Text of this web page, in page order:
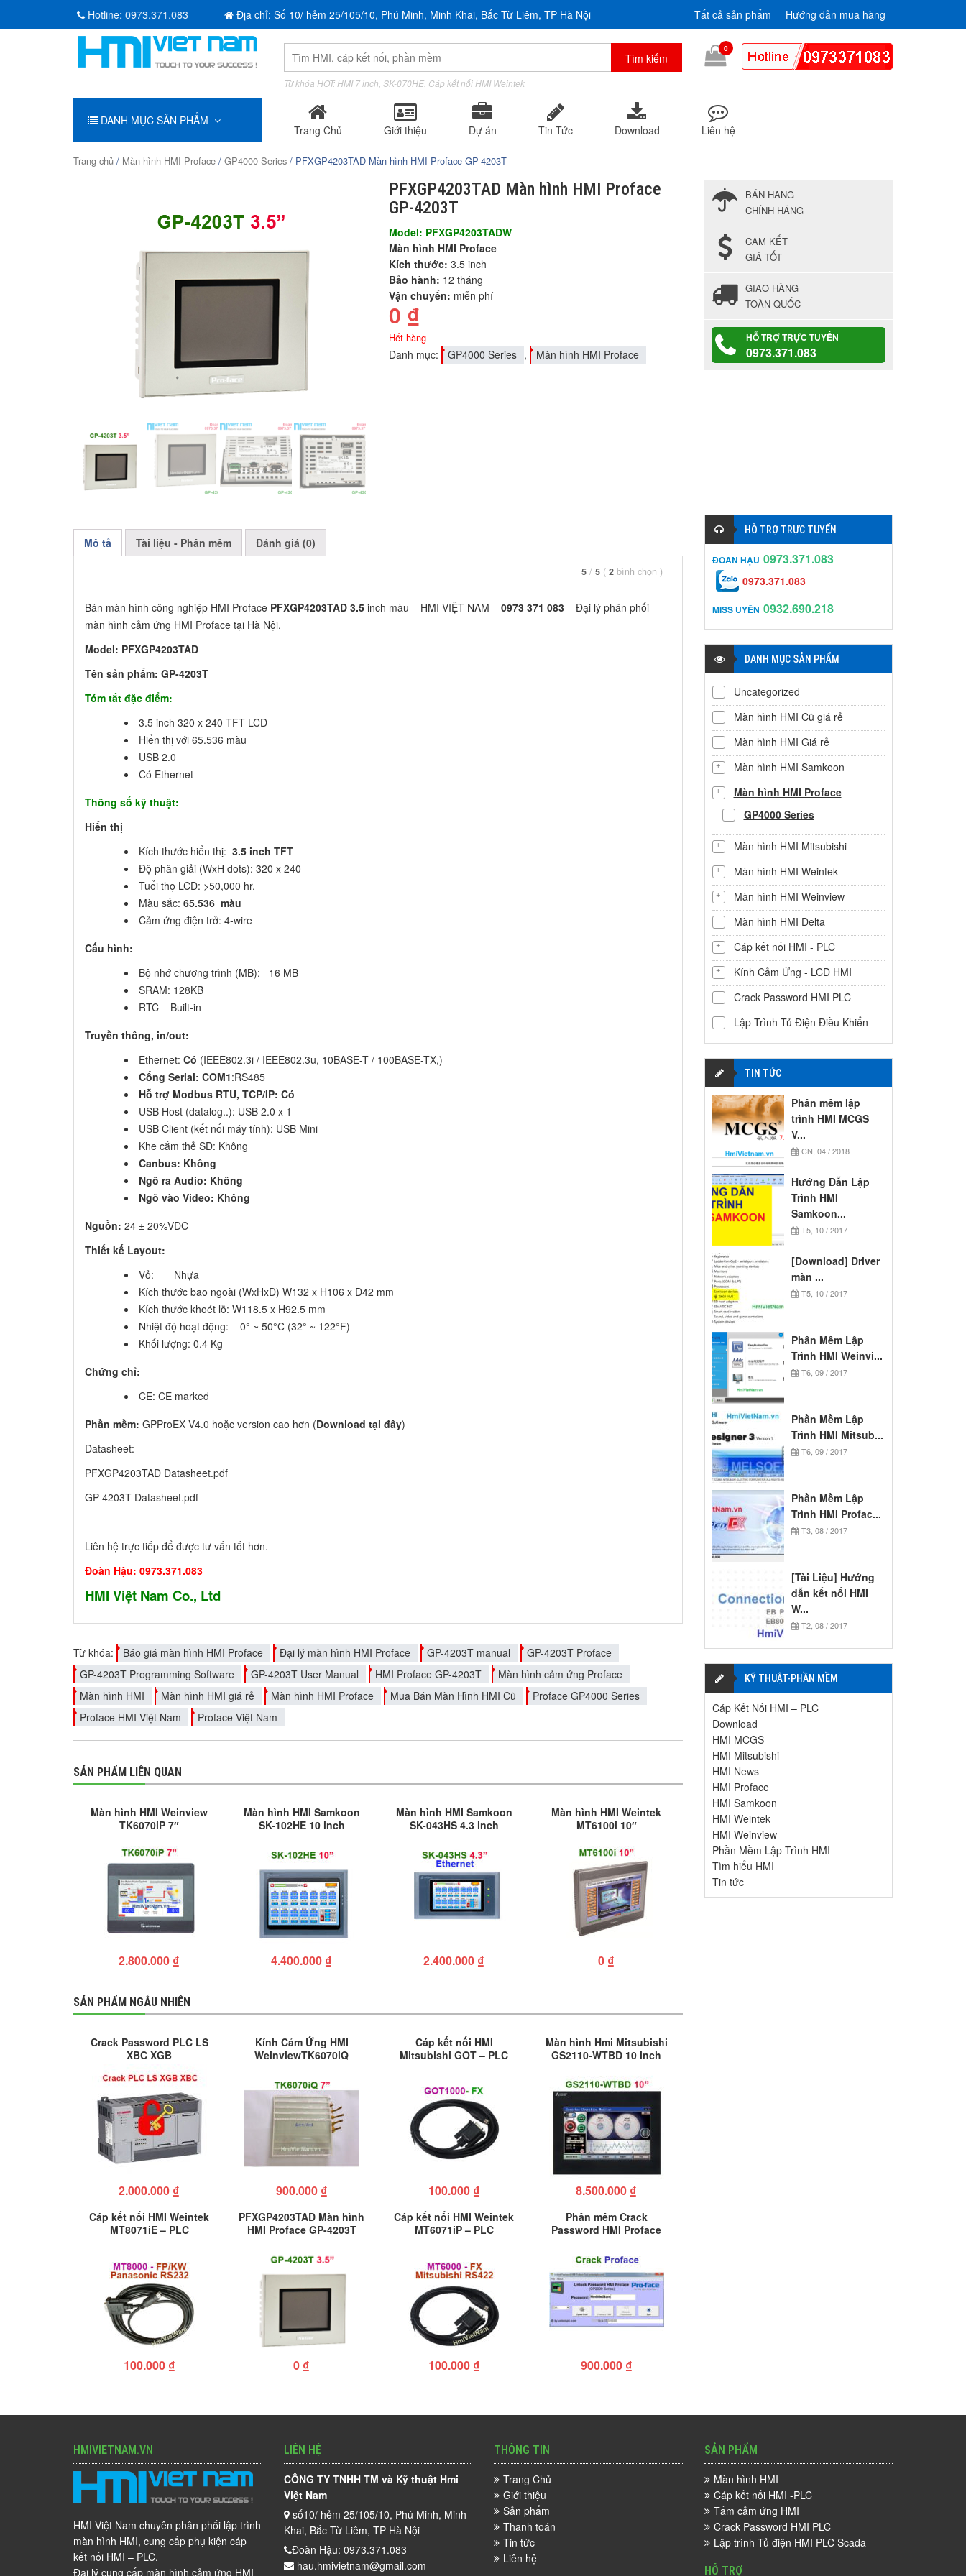
Hotline: 0973.371.083 Địa chỉ: Số 10/ hẻm 25/105/10, Phú Minh, Minh Khai, Bắc Từ Liêm, TP Hà Nội Tất cả sản phẩm Hướng dẫn mua hàng
Tìm
kiếm:
Từ khóa HOT: HMI 7 inch, SK-070HE, Cáp kết nối HMI Weintek
0
DANH MỤC SẢN PHẨM
Trang Chủ Giới thiệu Dự án Tin Tức Download Liên hệ
Trang chủ / Màn hình HMI Proface / GP4000 Series / PFXGP4203TAD Màn hình HMI Proface GP-4203T
PFXGP4203TAD Màn hình HMI Proface
GP-4203T
Model: PFXGP4203TADW
Màn hình HMI Proface
Kích thước: 3.5 inch
Bảo hành: 12 tháng
Vận chuyển: miễn phí
0 ₫
Hết hàng
Danh mục: GP4000 Series , Màn hình HMI Proface
BÁN HÀNG
CHÍNH HÃNG
CAM KẾT
GIÁ TỐT
GIAO HÀNG
TOÀN QUỐC
HỖ TRỢ TRỰC TUYẾN
0973.371.083
Mô tả Tài liệu - Phần mềm Đánh giá (0)
5 / 5 ( 2 bình chọn )
Bán màn hình công nghiệp HMI Proface PFXGP4203TAD 3.5 inch màu – HMI VIỆT NAM – 0973 371 083 – Đại lý phân phối
màn hình cảm ứng HMI Proface tại Hà Nội.
Model: PFXGP4203TAD
Tên sản phẩm: GP-4203T
Tóm tắt đặc điểm:
3.5 inch 320 x 240 TFT LCD
Hiển thị với 65.536 màu
USB 2.0
Có Ethernet
Thông số kỹ thuật:
Hiển thị
Kích thước hiển thị: 3.5 inch TFT
Độ phân giải (WxH dots): 320 x 240
Tuổi thọ LCD: >50,000 hr.
Màu sắc: 65.536 màu
Cảm ứng điện trở: 4-wire
Cấu hình:
Bộ nhớ chương trình (MB): 16 MB
SRAM: 128KB
RTC Built-in
Truyền thông, in/out:
Ethernet: Có (IEEE802.3i / IEEE802.3u, 10BASE-T / 100BASE-TX,)
Cổng Serial: COM1:RS485
Hỗ trợ Modbus RTU, TCP/IP: Có
USB Host (datalog..): USB 2.0 x 1
USB Client (kết nối máy tính): USB Mini
Khe cắm thẻ SD: Không
Canbus: Không
Ngõ ra Audio: Không
Ngõ vào Video: Không
Nguồn: 24 ± 20%VDC
Thiết kế Layout:
Vỏ: Nhựa
Kích thước bao ngoài (WxHxD) W132 x H106 x D42 mm
Kích thước khoét lỗ: W118.5 x H92.5 mm
Nhiệt độ hoạt động: 0° ~ 50°C (32° ~ 122°F)
Khối lượng: 0.4 Kg
Chứng chỉ:
CE: CE marked
Phần mềm: GPProEX V4.0 hoặc version cao hơn (Download tại đây)
Datasheet:
PFXGP4203TAD Datasheet.pdf
GP-4203T Datasheet.pdf
Liên hệ trực tiếp để được tư vấn tốt hơn.
Đoàn Hậu: 0973.371.083
HMI Việt Nam Co., Ltd
Từ khóa: Báo giá màn hình HMI Proface Đại lý màn hình HMI Proface GP-4203T manual
GP-4203T Proface
GP-4203T Programming Software
GP-4203T User Manual HMI Proface GP-4203T
Màn hình cảm ứng Proface
Màn hình HMI
Màn hình HMI giá rẻ Màn hình HMI Proface Mua Bán Màn Hình HMI Cũ
Proface GP4000 Series
Proface HMI Việt Nam
Proface Việt Nam
SẢN PHẨM LIÊN QUAN
Màn hình HMI Weinview
TK6070iP 7″
2.800.000 ₫
Màn hình HMI Samkoon
SK-102HE 10 inch
4.400.000 ₫
Màn hình HMI Samkoon
SK-043HS 4.3 inch
2.400.000 ₫
Màn hình HMI Weintek
MT6100i 10″
0 ₫
SẢN PHẨM NGẪU NHIÊN
Crack Password PLC LS
XBC XGB
2.000.000 ₫
Kính Cảm Ứng HMI
WeinviewTK6070iQ
900.000 ₫
Cáp kết nối HMI
Mitsubishi GOT – PLC
100.000 ₫
Màn hình Hmi Mitsubishi
GS2110-WTBD 10 inch
8.500.000 ₫
Cáp kết nối HMI Weintek
MT8071iE – PLC
100.000 ₫
PFXGP4203TAD Màn hình
HMI Proface GP-4203T
0 ₫
Cáp kết nối HMI Weintek
MT6071iP – PLC
100.000 ₫
Phần mềm Crack
Password HMI Proface
900.000 ₫
HỖ TRỢ TRỰC TUYẾN
ĐOÀN HẬU 0973.371.083
0973.371.083
MISS UYÊN 0932.690.218
DANH MỤC SẢN PHẨM
Uncategorized
Màn hình HMI Cũ giá rẻ
Màn hình HMI Giá rẻ
Màn hình HMI Samkoon
Màn hình HMI Proface
GP4000 Series
Màn hình HMI Mitsubishi
Màn hình HMI Weintek
Màn hình HMI Weinview
Màn hình HMI Delta
Cáp kết nối HMI - PLC
Kính Cảm Ứng - LCD HMI
Crack Password HMI PLC
Lập Trình Tủ Điện Điều Khiển
TIN TỨC
Phần mềm lập
trình HMI MCGS
V...
CN, 04 / 2018
Hướng Dẫn Lập
Trình HMI
Samkoon...
T5, 10 / 2017
[Download] Driver
màn ...
T5, 10 / 2017
Phần Mềm Lập
Trình HMI Weinvi...
T6, 09 / 2017
Phần Mềm Lập
Trình HMI Mitsub...
T6, 09 / 2017
Phần Mềm Lập
Trình HMI Profac...
T3, 08 / 2017
[Tài Liệu] Hướng
dẫn kết nối HMI
W...
T2, 08 / 2017
KỸ THUẬT-PHẦN MỀM
Cáp Kết Nối HMI – PLC
Download
HMI MCGS
HMI Mitsubishi
HMI News
HMI Proface
HMI Samkoon
HMI Weintek
HMI Weinview
Phần Mềm Lập Trình HMI
Tìm hiểu HMI
Tin tức
HMIVIETNAM.VN
HMI Việt Nam chuyên phân phối lập trình
màn hình HMI, cung cấp phụ kiện cáp
kết nối HMI – PLC.
Đại lý cung cấp màn hình cảm ứng HMI
LIÊN HỆ
CÔNG TY TNHH TM và Kỹ thuật Hmi
Việt Nam
số10/ hẻm 25/105/10, Phú Minh, Minh
Khai, Bắc Từ Liêm, TP Hà Nội
Đoàn Hậu: 0973.371.083
hau.hmivietnam@gmail.com
THÔNG TIN
Trang Chủ
Giới thiệu
Sản phẩm
Thanh toán
Tin tức
Liên hệ
SẢN PHẨM
Màn hình HMI
Cáp kết nối HMI -PLC
Tấm cảm ứng HMI
Crack Password HMI PLC
Lập trình Tủ điện HMI PLC Scada
HỖ TRỢ